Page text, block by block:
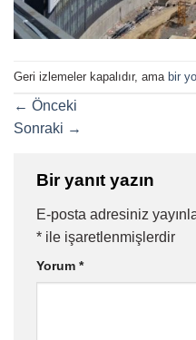
Geri izlemeler kapalıdır, ama bir
← Önceki
Sonraki →
Bir yanıt yazın
E-posta adresiniz
* ile işaretlenmişlerdir
Yorum *